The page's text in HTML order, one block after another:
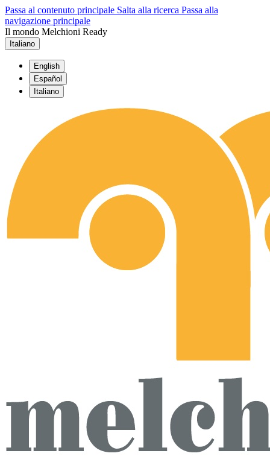
Passa al contenuto principale Salta alla ricerca Passa alla
navigazione principale
Il mondo Melchioni Ready
Italiano
English
Español
Italiano